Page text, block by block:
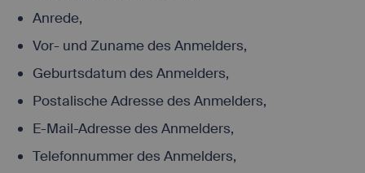
Anrede,
Vor- und Zuname des Anmelders,
Geburtsdatum des Anmelders,
Postalische Adresse des Anmelders,
E-Mail-Adresse des Anmelders,
Telefonnummer des Anmelders,